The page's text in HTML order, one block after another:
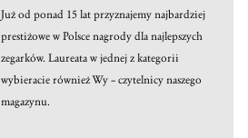
Już od ponad 15 lat przyznajemy najbardziej
prestiżowe w Polsce nagrody dla najlepszych
zegarków. Laureata w jednej z kategorii
wybieracie również Wy – czytelnicy naszego
magazynu.